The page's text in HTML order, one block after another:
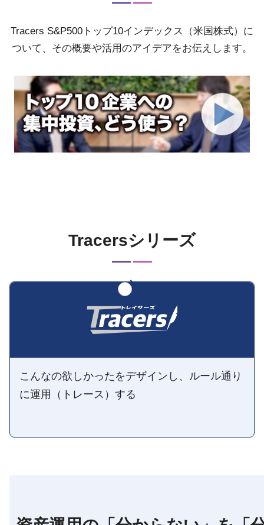
Tracers S&P500トップ10インデックス（米国株式）に
ついて、その概要や活用のアイデアをお伝えします。
Tracersシリーズ
こんなの欲しかったをデザインし、ルール通り
に運用（トレース）する